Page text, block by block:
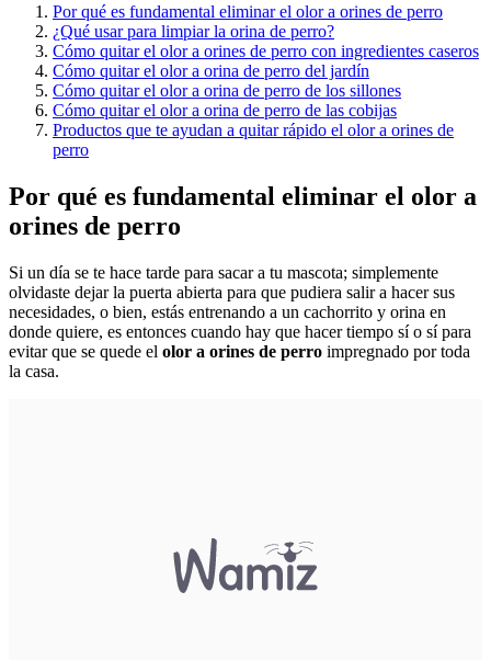
Por qué es fundamental eliminar el olor a orines de perro
¿Qué usar para limpiar la orina de perro?
Cómo quitar el olor a orines de perro con ingredientes caseros
Cómo quitar el olor a orina de perro del jardín
Cómo quitar el olor a orina de perro de los sillones
Cómo quitar el olor a orina de perro de las cobijas
Productos que te ayudan a quitar rápido el olor a orines de
perro
Por qué es fundamental eliminar el olor a
orines de perro
Si un día se te hace tarde para sacar a tu mascota; simplemente
olvidaste dejar la puerta abierta para que pudiera salir a hacer sus
necesidades, o bien, estás entrenando a un cachorrito y orina en
donde quiere, es entonces cuando hay que hacer tiempo sí o sí para
evitar que se quede el olor a orines de perro impregnado por toda
la casa.